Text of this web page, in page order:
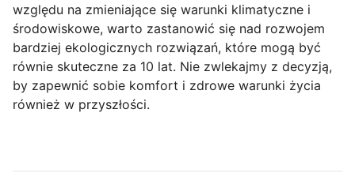
względu na zmieniające się warunki klimatyczne i
środowiskowe, warto zastanowić się nad rozwojem
bardziej ekologicznych rozwiązań, które mogą być
równie skuteczne za 10 lat. Nie zwlekajmy z decyzją,
by zapewnić sobie komfort i zdrowe warunki życia
również w przyszłości.